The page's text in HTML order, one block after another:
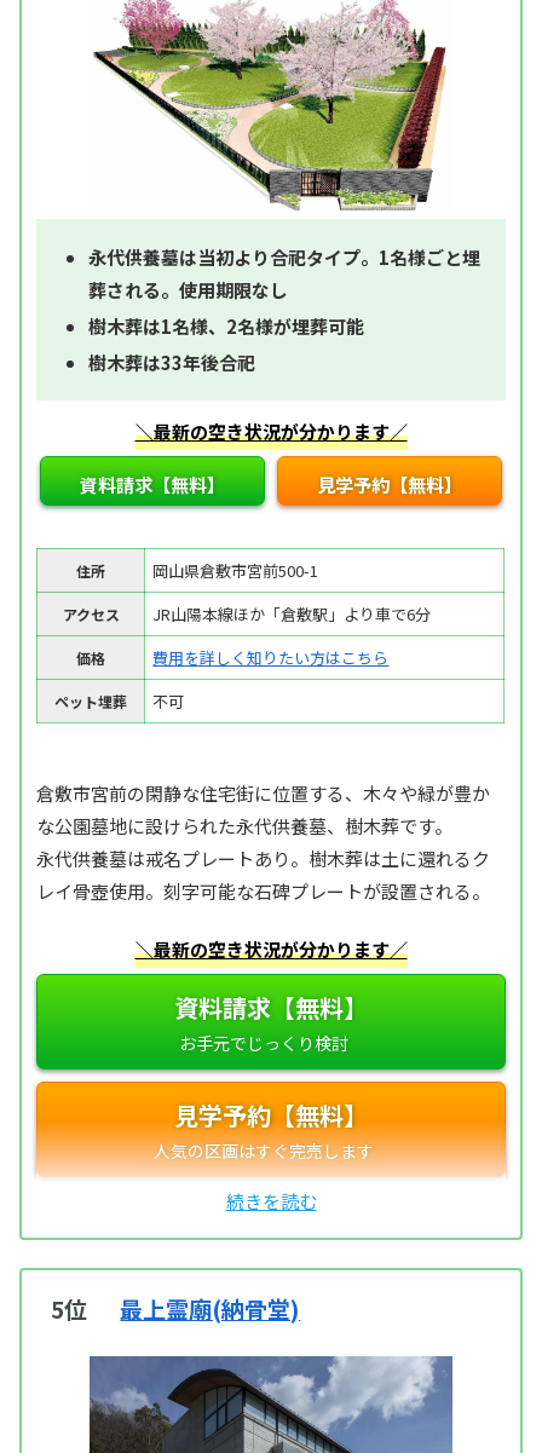
永代供養墓は当初より合祀タイプ。1名様ごと埋
葬される。使用期限なし
樹木葬は1名様、2名様が埋葬可能
樹木葬は33年後合祀
＼最新の空き状況が分かります／
資料請求【無料】 見学予約【無料】
住所 岡山県倉敷市宮前500-1
アクセス JR山陽本線ほか「倉敷駅」より車で6分
価格 費用を詳しく知りたい方はこちら
ペット埋葬 不可
倉敷市宮前の閑静な住宅街に位置する、木々や緑が豊か
な公園墓地に設けられた永代供養墓、樹木葬です。
永代供養墓は戒名プレートあり。樹木葬は土に還れるク
レイ骨壺使用。刻字可能な石碑プレートが設置される。
＼最新の空き状況が分かります／
資料請求【無料】
見学予約【無料】
5位 最上霊廟(納骨堂)